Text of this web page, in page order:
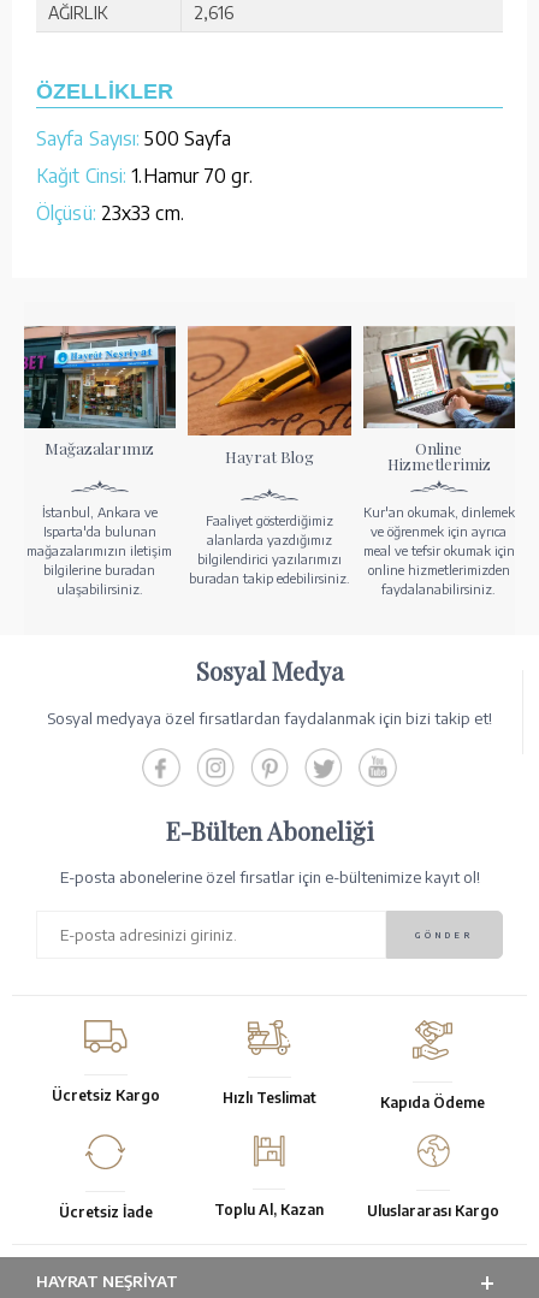
AĞIRLIK
2,616
ÖZELLİKLER
Sayfa Sayısı: 500 Sayfa
Kağıt Cinsi: 1.Hamur 70 gr.
Ölçüsü: 23x33 cm.
Mağazalarımız
İstanbul, Ankara ve
Isparta'da bulunan
mağazalarımızın iletişim
bilgilerine buradan
ulaşabilirsiniz.
Hayrat Blog
Faaliyet gösterdiğimiz
alanlarda yazdığımız
bilgilendirici yazılarımızı
buradan takip edebilirsiniz.
Online
Hizmetlerimiz
Kur'an okumak, dinlemek
ve öğrenmek için ayrıca
meal ve tefsir okumak için
online hizmetlerimizden
faydalanabilirsiniz.
Sosyal Medya
Sosyal medyaya özel fırsatlardan faydalanmak için bizi takip et!
E-Bülten Aboneliği
E-posta abonelerine özel fırsatlar için e-bültenimize kayıt ol!
Ücretsiz Kargo Hızlı Teslimat Kapıda Ödeme
Ücretsiz İade Toplu Al, Kazan Uluslararası Kargo
HAYRAT NEŞRIYAT